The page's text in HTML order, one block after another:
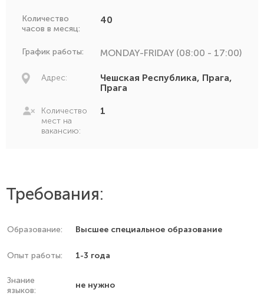
Количество
часов в месяц:
40
График работы: MONDAY-FRIDAY (08:00 - 17:00)
Адрес:
Чешская Республика, Прага,
Прага
Количество
мест на
вакансию:
1
Требования:
Образование: Высшее специальное образование
Опыт работы: 1-3 года
Знание
языков:
не нужно